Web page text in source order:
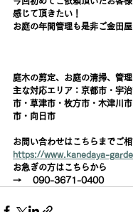
感じて頂きたい！
お庭の年間管理も是非ご金田
庭木の剪定、お庭の清掃、管理
主な対応エリア：京都市・宇
市・草津市・枚方市・木津川
市・向日市
お問い合わせはこちらまでご相
https://www.kanedaya-
お急ぎの方はこちらから
→    090-3671-0400